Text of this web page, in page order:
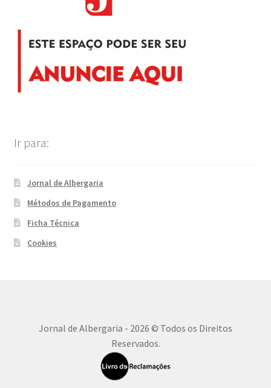
Ir para:
Jornal de Albergaria
Métodos de Pagamento
Ficha Técnica
Cookies
Jornal de Albergaria - 2026 © Todos os Direitos
Reservados.